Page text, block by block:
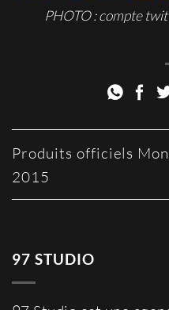
PHOTO : compte
Produits officiels
2015
97 STUDIO